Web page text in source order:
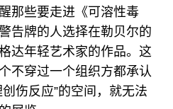
那些要走进《可溶性毒
告牌的人选择在勒贝尔的
达年轻艺术家的作品。这
不穿过一个组织方都承认
伤反应”的空间，就无法